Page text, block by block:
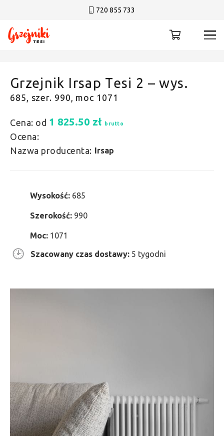
720 855 733
Grzejnik Irsap Tesi 2 – wys.
685, szer. 990, moc 1071
Cena: od 1 825.50 zł brutto
Ocena:
Nazwa producenta: Irsap
Wysokość: 685
Szerokość: 990
Moc: 1071
Szacowany czas dostawy: 5 tygodni